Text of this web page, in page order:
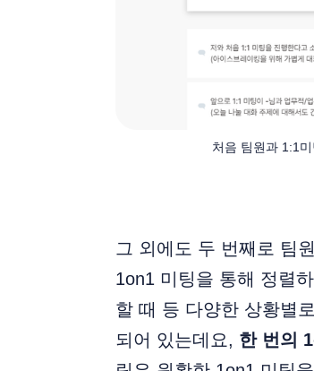
처음 팀원과 1:1
그 외에도 두 번째로 팀
1on1 미팅을 통해 정렬
할 때 등 다양한 상황별
되어 있는데요, 한 번의